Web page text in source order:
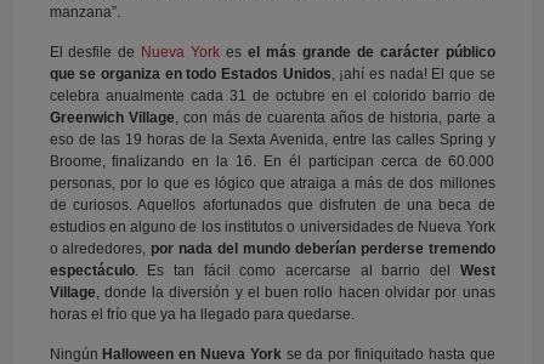
manzana”.
El desfile de Nueva York es el más grande de carácter público
que se organiza en todo Estados Unidos , ¡ahí es nada! El que se
celebra anualmente cada 31 de octubre en el colorido barrio de
Greenwich Village , con más de cuarenta años de historia, parte a
eso de las 19 horas de la Sexta Avenida, entre las calles Spring y
Broome, finalizando en la 16. En él participan cerca de 60.000
personas, por lo que es lógico que atraiga a más de dos millones
de curiosos. Aquellos afortunados que disfruten de una beca de
estudios en alguno de los institutos o universidades de Nueva York
o alrededores, por nada del mundo deberían perderse tremendo
espectáculo. Es tan fácil como acercarse al barrio del West
Village , donde la diversión y el buen rollo hacen olvidar por unas
horas el frío que ya ha llegado para quedarse.
Ningún Halloween en Nueva York se da por finiquitado hasta que